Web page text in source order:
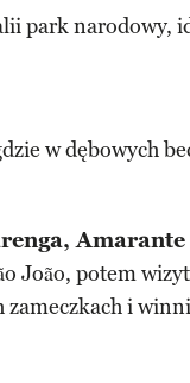
park narodowy,
w dębowych
Amarante
João, potem
zameczkach i